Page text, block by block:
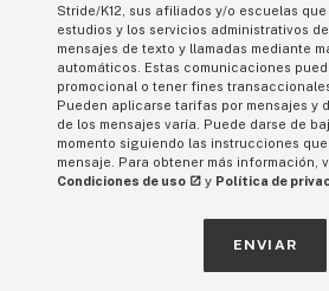
Stride/K12, sus afiliados y/o escuelas
estudios y los servicios administrativos
mensajes de texto y llamadas mediante
automáticos. Estas comunicaciones
promocional o tener fines
Pueden aplicarse tarifas por mensajes y
de los mensajes varía. Puede darse de
momento siguiendo las instrucciones
mensaje. Para obtener más información,
Condiciones de uso
y Política de
ENVIAR